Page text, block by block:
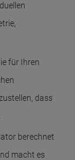
für Ihren
dass
berechnet
macht es